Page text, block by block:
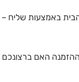
באמצעות שליח – עד 7 ימי
האם ברצונכם